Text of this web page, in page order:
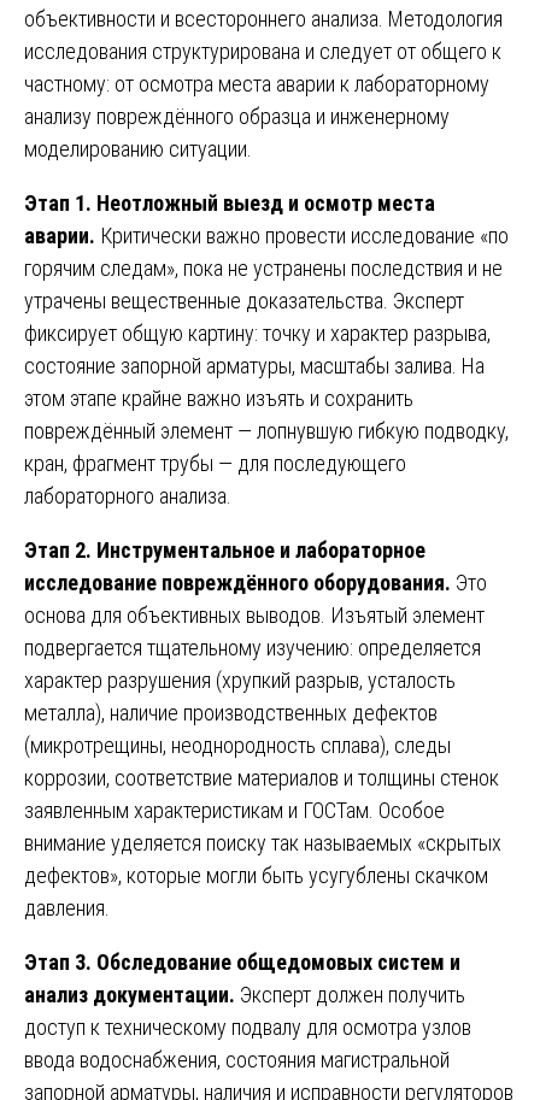
объективности и всестороннего анализа. Методология
исследования структурирована и следует от общего к
частному: от осмотра места аварии к лабораторному
анализу повреждённого образца и инженерному
моделированию ситуации.
Этап 1. Неотложный выезд и осмотр места
аварии. Критически важно провести исследование «по
горячим следам», пока не устранены последствия и не
утрачены вещественные доказательства. Эксперт
фиксирует общую картину: точку и характер разрыва,
состояние запорной арматуры, масштабы залива. На
этом этапе крайне важно изъять и сохранить
повреждённый элемент — лопнувшую гибкую подводку,
кран, фрагмент трубы — для последующего
лабораторного анализа.
Этап 2. Инструментальное и лабораторное
исследование повреждённого оборудования. Это
основа для объективных выводов. Изъятый элемент
подвергается тщательному изучению: определяется
характер разрушения (хрупкий разрыв, усталость
металла), наличие производственных дефектов
(микротрещины, неоднородность сплава), следы
коррозии, соответствие материалов и толщины стенок
заявленным характеристикам и ГОСТам. Особое
внимание уделяется поиску так называемых «скрытых
дефектов», которые могли быть усугублены скачком
давления.
Этап 3. Обследование общедомовых систем и
анализ документации. Эксперт должен получить
доступ к техническому подвалу для осмотра узлов
ввода водоснабжения, состояния магистральной
запорной арматуры, наличия и исправности регуляторов